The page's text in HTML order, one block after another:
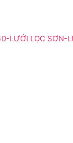
LƯỚI LỌC SƠN-